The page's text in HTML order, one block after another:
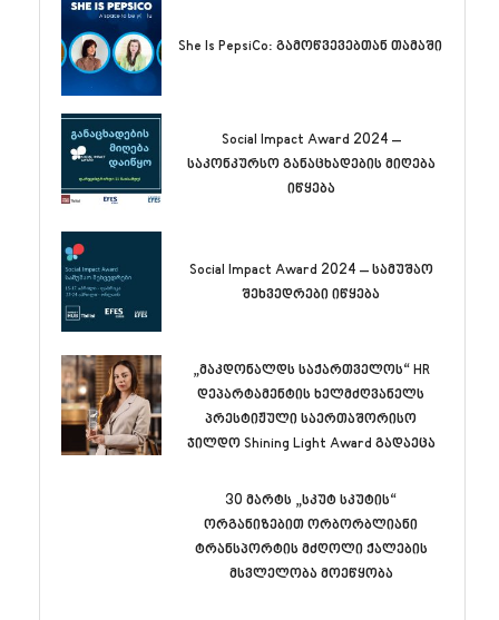
She Is PepsiCo: გამოწვევებთან თამაში
Social Impact Award 2024 –
საკონკურსო განაცხადების მიღება
იწყება
Social Impact Award 2024 – სამუშაო
შეხვედრები იწყება
„მაკდონალდს საქართველოს“ HR
დეპარტამენტის ხელმძღვანელს
პრესტიჟული საერთაშორისო
ჯილდო Shining Light Award გადაეცა
30 მარტს „სკუტ სკუტის“
ორგანიზებით ორბორბლიანი
ტრანსპორტის მძღოლი ქალების
მსვლელობა მოეწყობა